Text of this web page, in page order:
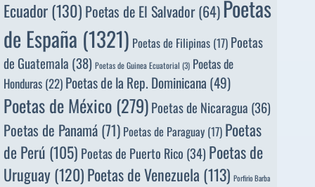
Ecuador(130) Poetas de El Salvador(64)Poetas
de España (1321) Poetas de Filipinas (17) Poetas
de Guatemala (38) Poetas de Guinea Ecuatorial (3) Poetas de
Honduras (22) Poetas de la Rep. Dominicana (49)
Poetas de México(279)Poetas de Nicaragua (36)
Poetas de Panamá (71) Poetas de Paraguay (17) Poetas
de Perú (105) Poetas de Puerto Rico (34) Poetas de
Uruguay(120)Poetas de Venezuela (113) Porfirio Barba